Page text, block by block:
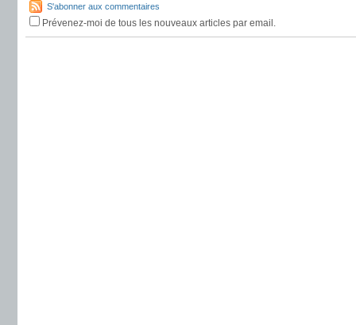
S'abonner aux commentaires
Prévenez-moi de tous les nouveaux articles par email.